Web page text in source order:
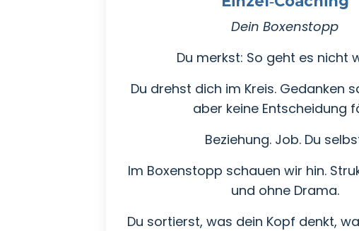
Dein Boxenstopp
Du merkst: So geht es nicht
Du drehst dich im Kreis. Gedanken
aber keine Entscheidung
Beziehung. Job. Du
Im Boxenstopp schauen wir hin.
und ohne Drama.
Du sortierst, was dein Kopf denkt,